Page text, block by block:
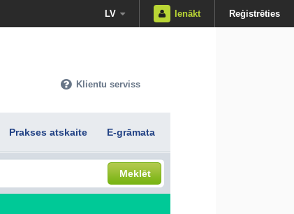
LV Ienākt Reģistrēties
Klientu serviss
Prakses atskaite E-grāmata
Meklēt